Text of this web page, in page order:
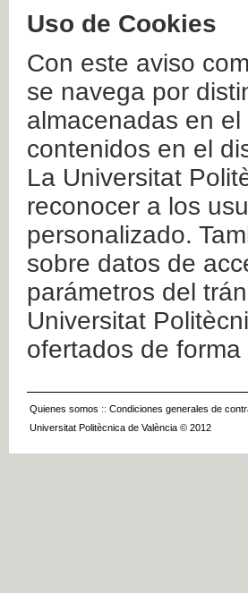
Uso de Cookies
Con este aviso
se navega por
almacenadas en
contenidos en el
La Universitat
reconocer a los
personalizado.
sobre datos de
parámetros del
Universitat
ofertados de
Quienes somos :: Condiciones generales de
Universitat Politècnica de València © 2012